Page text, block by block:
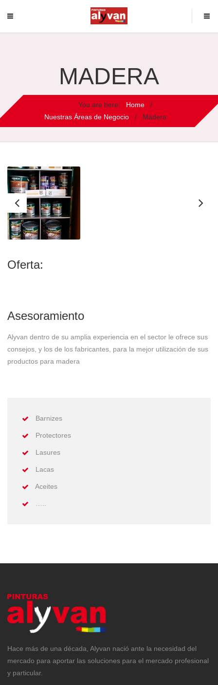
MADERA
You are here: Home
/
Nuestras Áreas de Negocio
/ Madera
Oferta:
Asesoramiento
Alyvan dentro de su amplia experiencia en el sector le ofrece sus
consejos, y los de los fabricantes, para la mejor utilización de sus
productos para madera
Barnizes
Protectores
Lasures
Lacas
Aceites
Hace más de una década, Alyvan nació ante la necesidad del
mercado para aportar las soluciones para el mercado profesional
y particular.